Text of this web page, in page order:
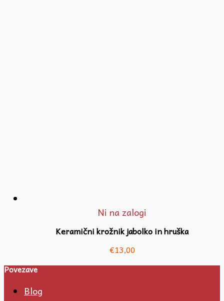
Ni na zalogi
Keramični krožnik jabolko in hruška
€13,00
Povezave
Blog